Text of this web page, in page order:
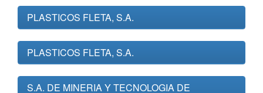
PLASTICOS FLETA, S.A.
PLASTICOS FLETA, S.A.
S.A. DE MINERIA Y TECNOLOGIA DE